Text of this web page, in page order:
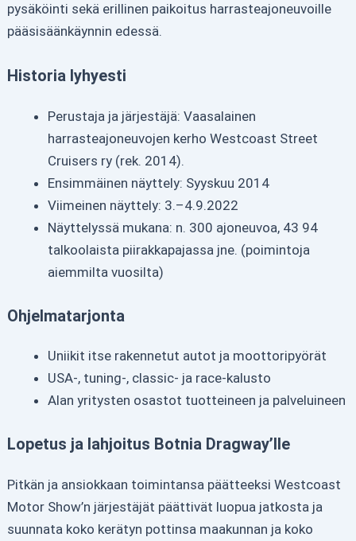
pysäköinti sekä erillinen paikoitus harrasteajoneuvoille
pääsisäänkäynnin edessä.
Historia lyhyesti
Perustaja ja järjestäjä: Vaasalainen
harrasteajoneuvojen kerho Westcoast Street
Cruisers ry (rek. 2014).
Ensimmäinen näyttely: Syyskuu 2014
Viimeinen näyttely: 3.–4.9.2022
Näyttelyssä mukana: n. 300 ajoneuvoa, 43 94
talkoolaista piirakkapajassa jne. (poimintoja
aiemmilta vuosilta)
Ohjelmatarjonta
Uniikit itse rakennetut autot ja moottoripyörät
USA-, tuning-, classic- ja race-kalusto
Alan yritysten osastot tuotteineen ja palveluineen
Lopetus ja lahjoitus Botnia Dragway’lle
Pitkän ja ansiokkaan toimintansa päätteeksi Westcoast
Motor Show’n järjestäjät päättivät luopua jatkosta ja
suunnata koko kerätyn pottinsa maakunnan ja koko